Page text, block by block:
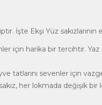
İşte Ekşi Yüz sakızlarının
için harika bir tercihtir.
tatlarını sevenler için
her lokmada değişik